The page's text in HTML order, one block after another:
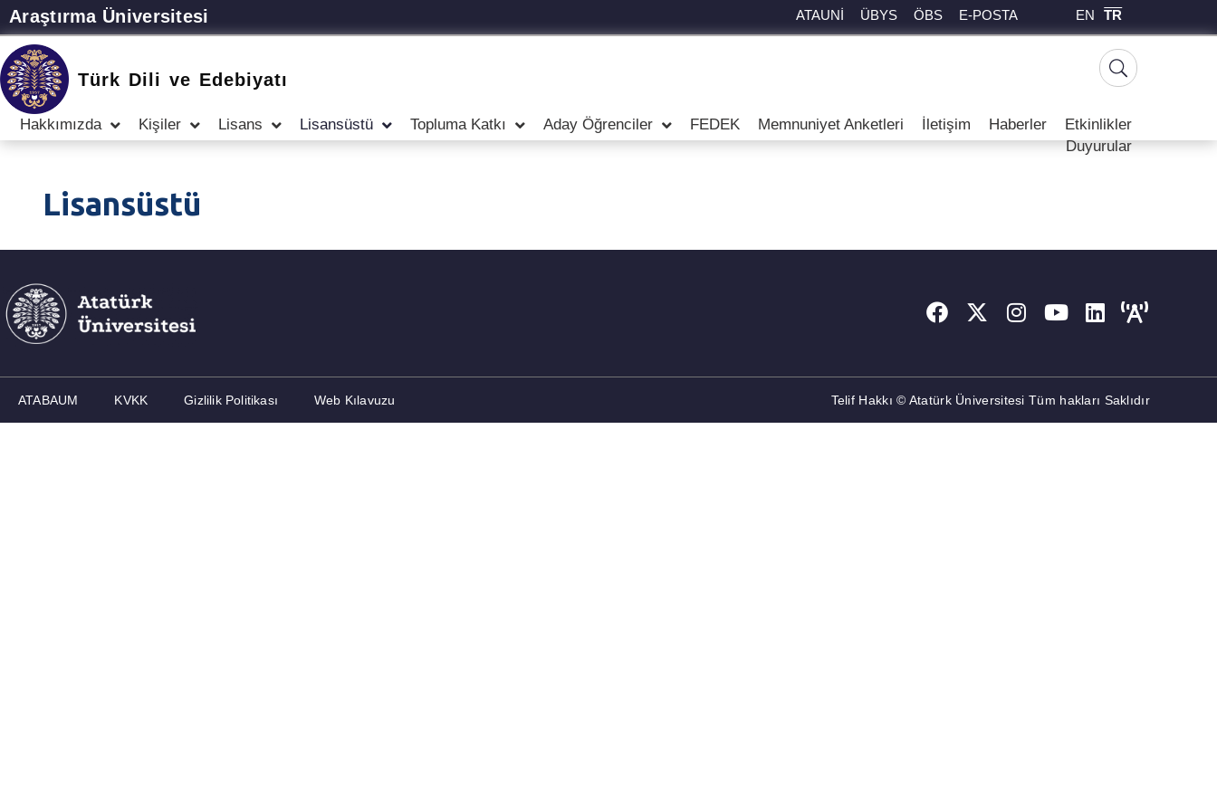
Araştırma Üniversitesi ATAUNİ ÜBYS ÖBS E-POSTA EN TR
Türk Dili ve Edebiyatı
Hakkımızda Kişiler Lisans Lisansüstü Topluma Katkı Aday Öğrenciler FEDEK Memnuniyet Anketleri İletişim Haberler
Etkinlikler
Duyurular
Lisansüstü
ATABAUM KVKK Gizlilik Politikası Web Kılavuzu Telif Hakkı © Atatürk Üniversitesi Tüm hakları Saklıdır